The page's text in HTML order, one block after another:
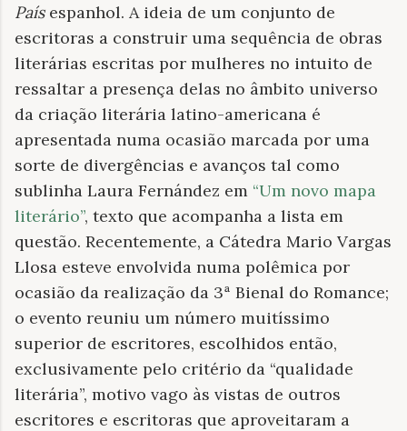
Paísespanhol. A ideia de um conjunto de
escritoras a construir uma sequência de obras
literárias escritas por mulheres no intuito de
ressaltar a presença delas no âmbito universo
da criação literária latino-americana é
apresentada numa ocasião marcada por uma
sorte de divergências e avanços tal como
sublinha Laura Fernández em “Um novo mapa
literário”, texto que acompanha a lista em
questão. Recentemente, a Cátedra Mario Vargas
Llosa esteve envolvida numa polêmica por
ocasião da realização da 3ª Bienal do Romance;
o evento reuniu um número muitíssimo
superior de escritores, escolhidos então,
exclusivamente pelo critério da “qualidade
literária”, motivo vago às vistas de outros
escritores e escritoras que aproveitaram a